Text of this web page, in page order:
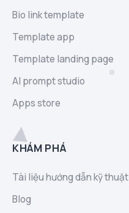
Bio link template
Template app
Template landing page
AI prompt studio
Apps store
KHÁM PHÁ
Tài liệu hướng dẫn kỹ thuật
Blog